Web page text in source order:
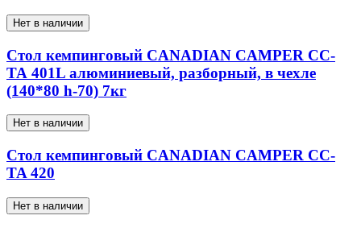
Нет в наличии
Стол кемпинговый CANADIAN CAMPER CC-
ТА 401L алюминиевый, разборный, в чехле
(140*80 h-70) 7кг
Нет в наличии
Стол кемпинговый CANADIAN CAMPER CC-
TA 420
Нет в наличии